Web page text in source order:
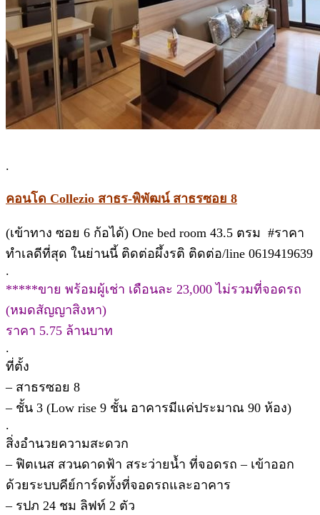
.
คอนโด Collezio สาธร-พิพัฒน์ สาธรซอย 8
(เข้าทาง ซอย 6 ก้อได้) One bed room 43.5 ตรม #ราคา
ทำเลดีที่สุด ในย่านนี้ ติดต่อผึ้งรติ ติดต่อ/line 0619419639
.
*****ขาย พร้อมผู้เช่า เดือนละ 23,000 ไม่รวมที่จอดรถ
(หมดสัญญาสิงหา)
ราคา 5.75 ล้านบาท
.
ที่ตั้ง
– สาธรซอย 8
– ชั้น 3 (Low rise 9 ชั้น อาคารมีแค่ประมาณ 90 ห้อง)
.
สิ่งอำนวยความสะดวก
– ฟิตเนส สวนดาดฟ้า สระว่ายน้ำ ที่จอดรถ – เข้าออก
ด้วยระบบคีย์การ์ดทั้งที่จอดรถและอาคาร
– รปภ 24 ชม ลิฟท์ 2 ตัว